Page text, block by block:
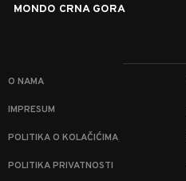
MONDO CRNA GORA
O NAMA
IMPRESUM
POLITIKA O KOLAČIĆIMA
POLITIKA PRIVATNOSTI